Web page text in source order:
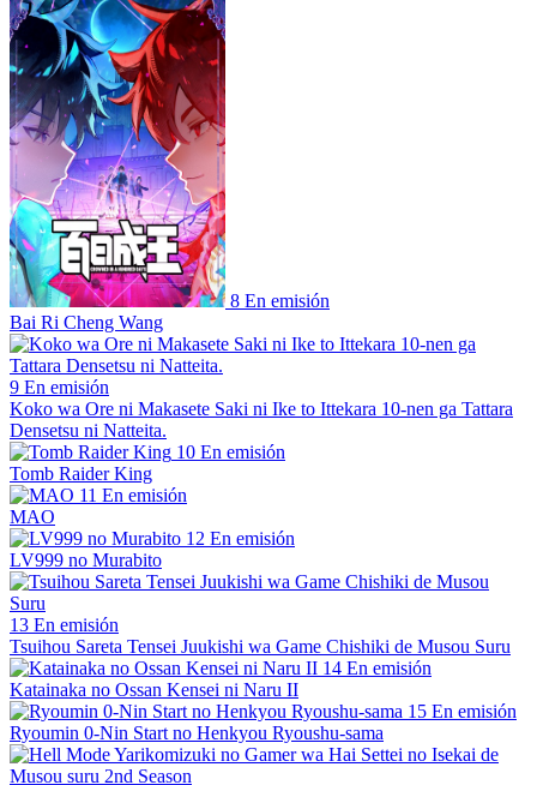
8 En emisión
Bai Ri Cheng Wang
9 En emisión
Koko wa Ore ni Makasete Saki ni Ike to Ittekara 10-nen ga Tattara
Densetsu ni Natteita.
10 En emisión
Tomb Raider King
11 En emisión
MAO
12 En emisión
LV999 no Murabito
13 En emisión
Tsuihou Sareta Tensei Juukishi wa Game Chishiki de Musou Suru
14 En emisión
Katainaka no Ossan Kensei ni Naru II
15 En emisión
Ryoumin 0-Nin Start no Henkyou Ryoushu-sama